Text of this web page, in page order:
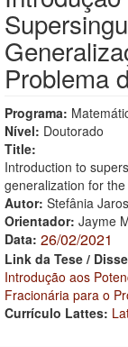
Problema
Programa:
Nível: Doutorado
Title:
Introduction to
generalization for
Autor: Stefânia
Orientador: Jayme
Data: 26/02/2021
Link da Tese /
Introdução aos
Fracionária para o
Currículo Lattes: